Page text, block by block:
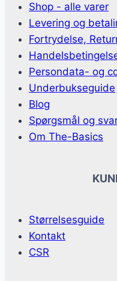
Shop - alle varer
Levering og
Fortrydelse,
Persondata- og
Underbukseguide
Blog
Spørgsmål og
Om The-Basics
Størrelsesguide
Kontakt
CSR